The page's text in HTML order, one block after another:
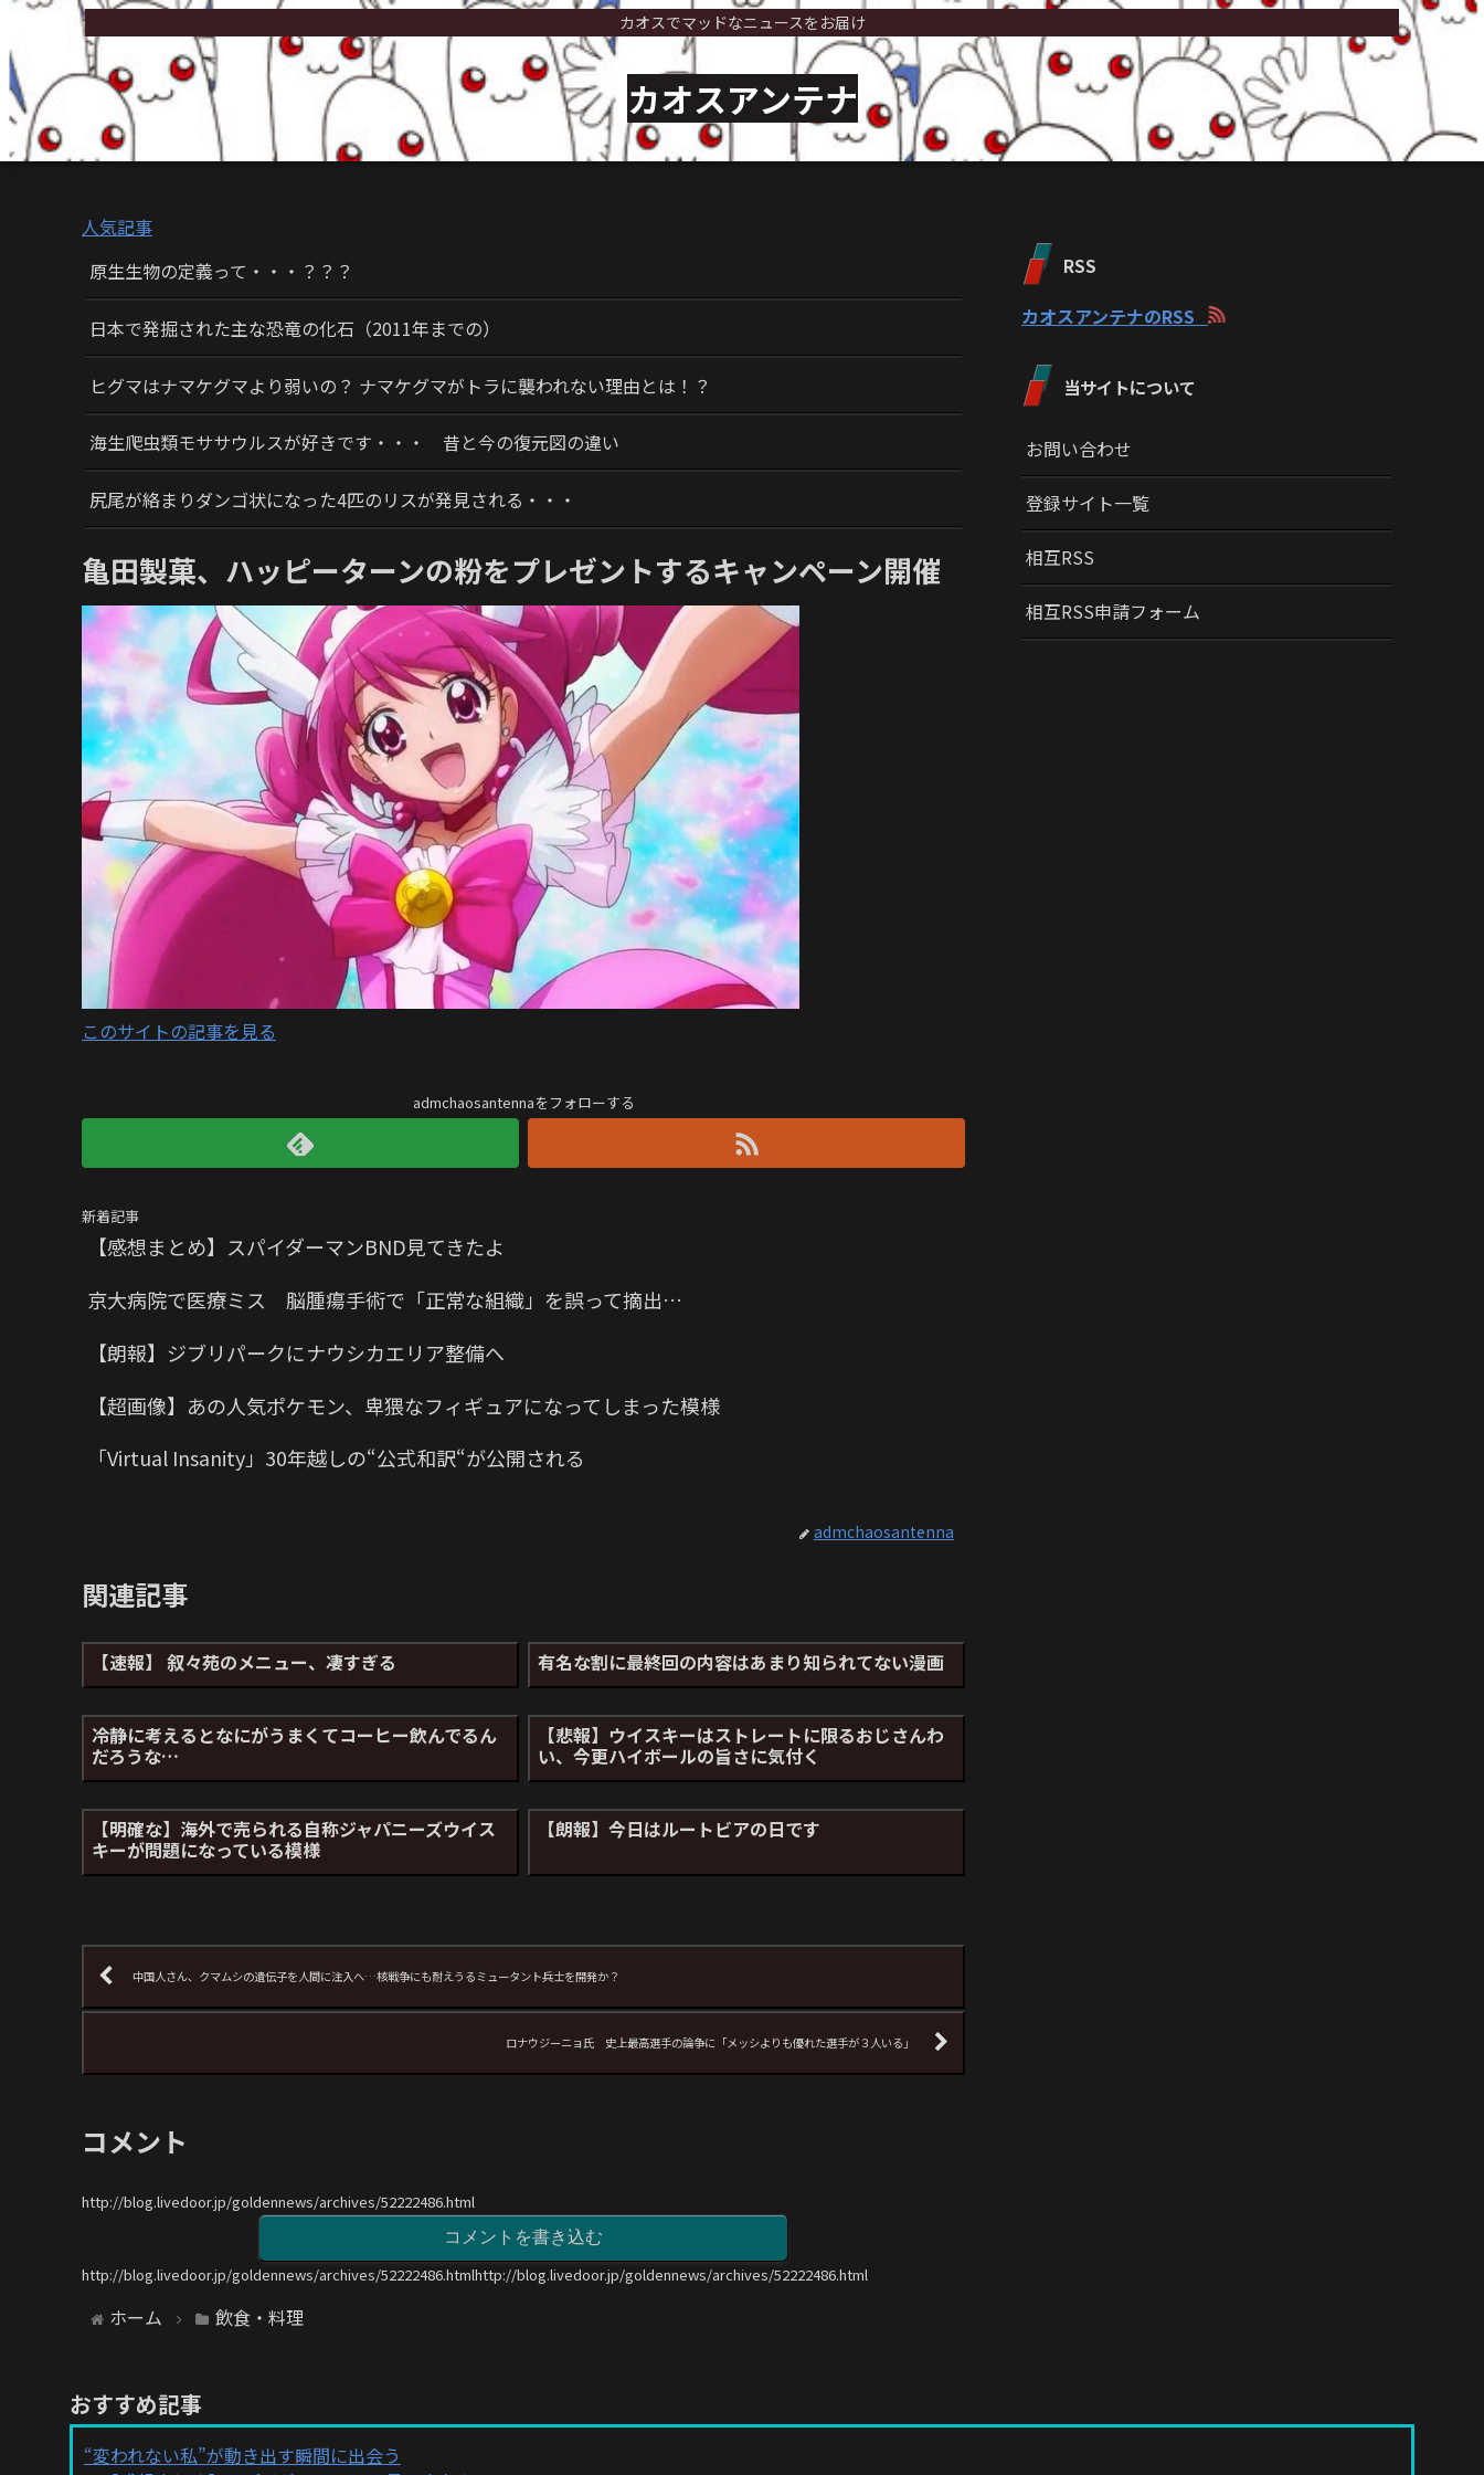
カオスでマッドなニュースをお届け
カオスアンテナ
人気記事
原生生物の定義って・・・？？？
日本で発掘された主な恐竜の化石（2011年までの）
ヒグマはナマケグマより弱いの？ ナマケグマがトラに襲われない理由とは！？
海生爬虫類モササウルスが好きです・・・ 昔と今の復元図の違い
尻尾が絡まりダンゴ状になった4匹のリスが発見される・・・
亀田製菓、ハッピーターンの粉をプレゼントするキャンペーン開催
このサイトの記事を見る
admchaosantennaをフォローする
新着記事
【感想まとめ】スパイダーマンBND見てきたよ
京大病院で医療ミス 脳腫瘍手術で「正常な組織」を誤って摘出…
【朗報】ジブリパークにナウシカエリア整備へ
【超画像】あの人気ポケモン、卑猥なフィギュアになってしまった模様
「Virtual Insanity」30年越しの“公式和訳“が公開される
admchaosantenna
関連記事
【速報】 叙々苑のメニュー、凄すぎる 有名な割に最終回の内容はあまり知られてない漫画
冷静に考えるとなにがうまくてコーヒー飲んでるん
だろうな…
【悲報】ウイスキーはストレートに限るおじさんわ
い、今更ハイボールの旨さに気付く
【明確な】海外で売られる自称ジャパニーズウイス
キーが問題になっている模様
【朗報】今日はルートビアの日です
中国人さん、クマムシの遺伝子を人間に注入へ…核戦争にも耐えうるミュータント兵士を開発か？
ロナウジーニョ氏 史上最高選手の論争に「メッシよりも優れた選手が３人いる」
コメント
http://blog.livedoor.jp/goldennews/archives/52222486.html
コメントを書き込む
http://blog.livedoor.jp/goldennews/archives/52222486.htmlhttp://blog.livedoor.jp/goldennews/archives/52222486.html
ホーム 飲食・料理
RSS
カオスアンテナのRSS
当サイトについて
お問い合わせ
登録サイト一覧
相互RSS
相互RSS申請フォーム
おすすめ記事
“変われない私”が動き出す瞬間に出会う